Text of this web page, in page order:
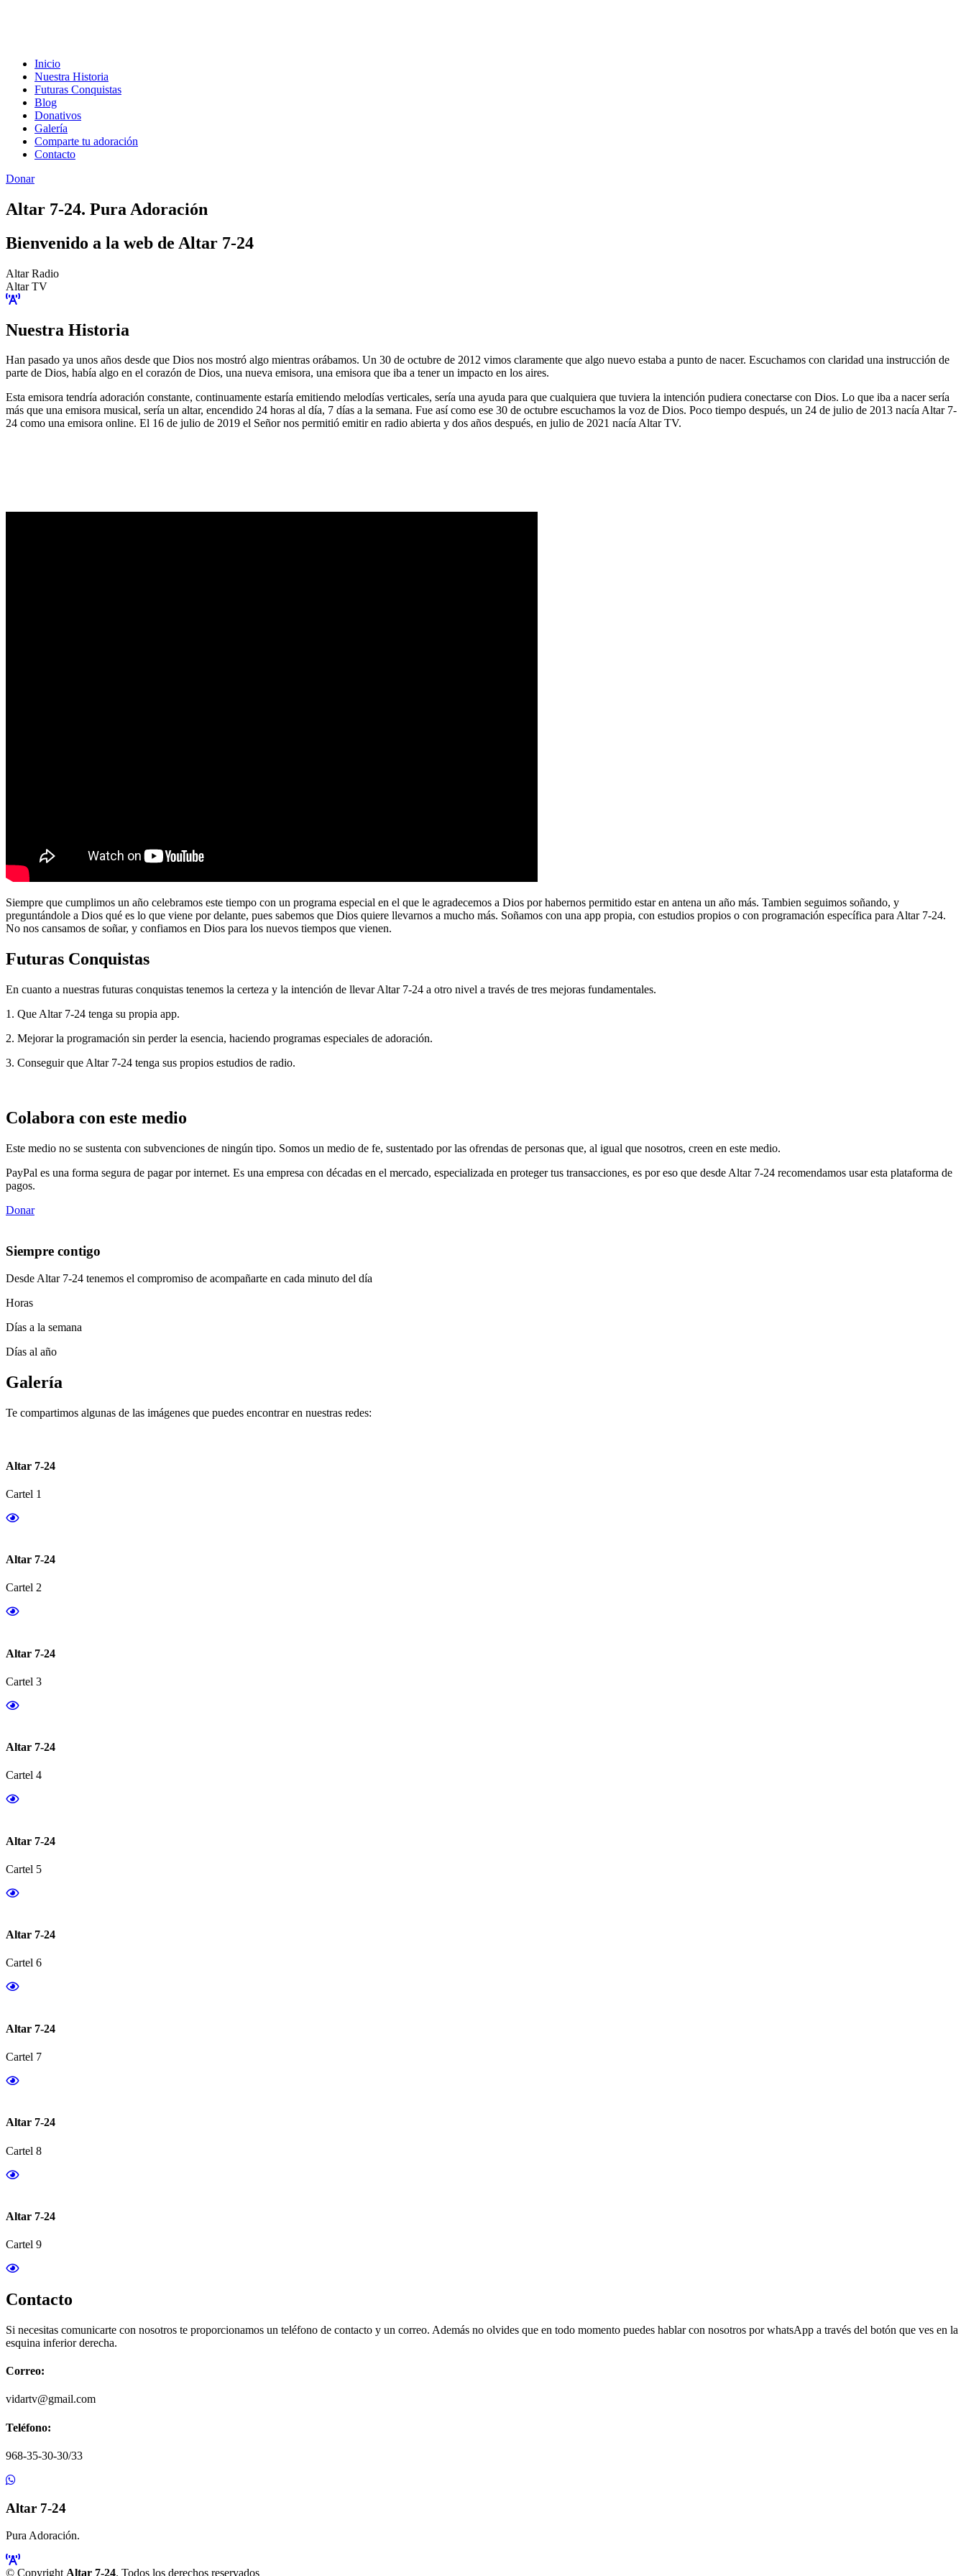
Inicio
Nuestra Historia
Futuras Conquistas
Blog
Donativos
Galería
Comparte tu adoración
Contacto
Donar
Altar 7-24. Pura Adoración
Bienvenido a la web de Altar 7-24
Altar Radio
Altar TV
Nuestra Historia
Han pasado ya unos años desde que Dios nos mostró algo mientras orábamos. Un 30 de octubre de 2012 vimos claramente que algo nuevo estaba a punto de nacer. Escuchamos con claridad una instrucción de
parte de Dios, había algo en el corazón de Dios, una nueva emisora, una emisora que iba a tener un impacto en los aires.
Esta emisora tendría adoración constante, continuamente estaría emitiendo melodías verticales, sería una ayuda para que cualquiera que tuviera la intención pudiera conectarse con Dios. Lo que iba a nacer sería
más que una emisora musical, sería un altar, encendido 24 horas al día, 7 días a la semana. Fue así como ese 30 de octubre escuchamos la voz de Dios. Poco tiempo después, un 24 de julio de 2013 nacía Altar 7-
24 como una emisora online. El 16 de julio de 2019 el Señor nos permitió emitir en radio abierta y dos años después, en julio de 2021 nacía Altar TV.
Siempre que cumplimos un año celebramos este tiempo con un programa especial en el que le agradecemos a Dios por habernos permitido estar en antena un año más. Tambien seguimos soñando, y
preguntándole a Dios qué es lo que viene por delante, pues sabemos que Dios quiere llevarnos a mucho más. Soñamos con una app propia, con estudios propios o con programación específica para Altar 7-24.
No nos cansamos de soñar, y confiamos en Dios para los nuevos tiempos que vienen.
Futuras Conquistas
En cuanto a nuestras futuras conquistas tenemos la certeza y la intención de llevar Altar 7-24 a otro nivel a través de tres mejoras fundamentales.
1. Que Altar 7-24 tenga su propia app.
2. Mejorar la programación sin perder la esencia, haciendo programas especiales de adoración.
3. Conseguir que Altar 7-24 tenga sus propios estudios de radio.
Colabora con este medio
Este medio no se sustenta con subvenciones de ningún tipo. Somos un medio de fe, sustentado por las ofrendas de personas que, al igual que nosotros, creen en este medio.
PayPal es una forma segura de pagar por internet. Es una empresa con décadas en el mercado, especializada en proteger tus transacciones, es por eso que desde Altar 7-24 recomendamos usar esta plataforma de
pagos.
Donar
Siempre contigo
Desde Altar 7-24 tenemos el compromiso de acompañarte en cada minuto del día
Horas
Días a la semana
Días al año
Galería
Te compartimos algunas de las imágenes que puedes encontrar en nuestras redes:
Altar 7-24
Cartel 1
Altar 7-24
Cartel 2
Altar 7-24
Cartel 3
Altar 7-24
Cartel 4
Altar 7-24
Cartel 5
Altar 7-24
Cartel 6
Altar 7-24
Cartel 7
Altar 7-24
Cartel 8
Altar 7-24
Cartel 9
Contacto
Si necesitas comunicarte con nosotros te proporcionamos un teléfono de contacto y un correo. Además no olvides que en todo momento puedes hablar con nosotros por whatsApp a través del botón que ves en la
esquina inferior derecha.
Correo:
vidartv@gmail.com
Teléfono:
968-35-30-30/33
Altar 7-24
Pura Adoración.
© Copyright Altar 7-24. Todos los derechos reservados